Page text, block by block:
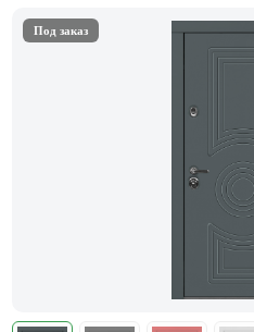
Под заказ